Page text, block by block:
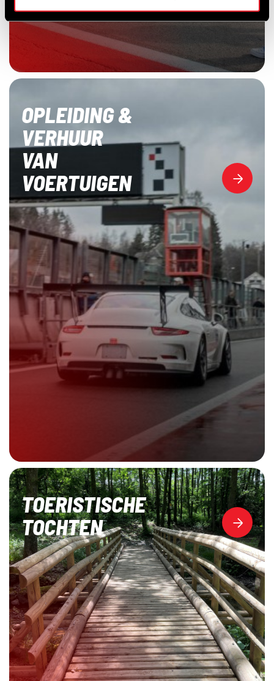
OPLEIDING &
VERHUUR
VAN
VOERTUIGEN
TOERISTISCHE
TOCHTEN